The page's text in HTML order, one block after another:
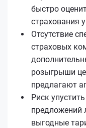
быстро
страхования
Отсутствие
страховых
розыгрыши
предлагают
Риск
предложений
выгодные